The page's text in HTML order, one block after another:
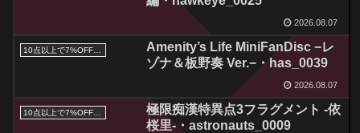
2026.08.07
10点以上で7%OFFクーポン／サマーセール2026対象
Amenity’s Life MiniFanDisc −レ
ゾナ＆板野奏 Ver.−・has_0039
2026.08.07
10点以上で7%OFFクーポン／サマーセール2026対象
極限痴漢特異点3フラグメント -依
桜里-・astronauts_0009